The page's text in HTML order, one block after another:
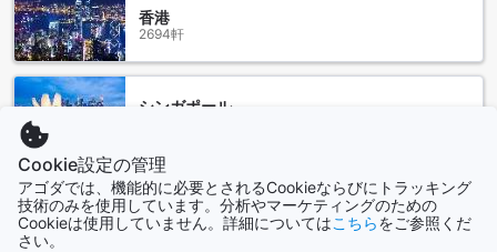
きます。快適な客室と親切なスタッフがお客様をお迎えし、
思い出に残る滞在を提供します。
ガルフ イン ホテル アル ナスルへのアクセス方法
ガルフ イン ホテル アル ナスルは、ドバイのバール ドバイに
位置しています。最寄りの空港からホテルへのアクセス方法
をご紹介します。
もしドバイ国際空港から到着する場合、タクシーが便利な移
動手段です。ドバイ国際空港からガルフ イン ホテル アル ナ
スルまでは約30分の距離です。タクシーは空港の到着ロビー
香港
2694軒
シンガポール
もっと見る
全て表示
Cookie設定の管理
アゴダでは、機能的に必要とされるCookieならびにトラッキング
技術のみを使用しています。分析やマーケティングのための
Cookieは使用していません。詳細についてはこちらをご参照くだ
さい。